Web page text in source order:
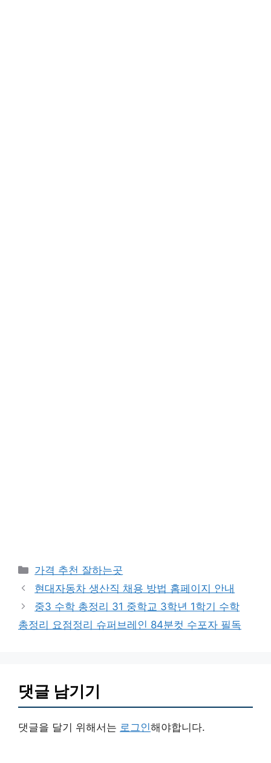
카
테
리
가격 추천 잘하는곳
현대자동차 생산직 채용 방법 홈페이지 안내
중3 수학 총정리 31 중학교 3학년 1학기 수학
총정리 요점정리 슈퍼브레인 84분컷 수포자 필독
댓글 남기기
댓글을 달기 위해서는 로그인해야합니다.